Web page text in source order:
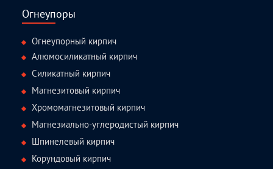
Огнеупоры
Огнеупорный кирпич
Алюмосиликатный кирпич
Силикатный кирпич
Магнезитовый кирпич
Хромомагнезитовый кирпич
Магнезиально-углеродистый кирпич
Шпинелевый кирпич
Корундовый кирпич